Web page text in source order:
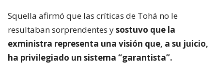
Squella afirmó que las críticas de Tohá no le
resultaban sorprendentes ysostuvo que la
exministra representa una visión que, a su juicio,
ha privilegiado un sistema “garantista”.